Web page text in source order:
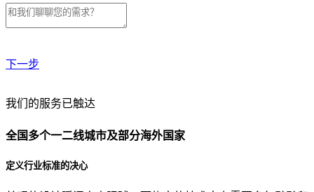
下一步
贵公司预算范围是？
贵公司的团队规模是？
我们的服务已触达
全国多个一二线城市及部分海外国家
定义行业标准的决心